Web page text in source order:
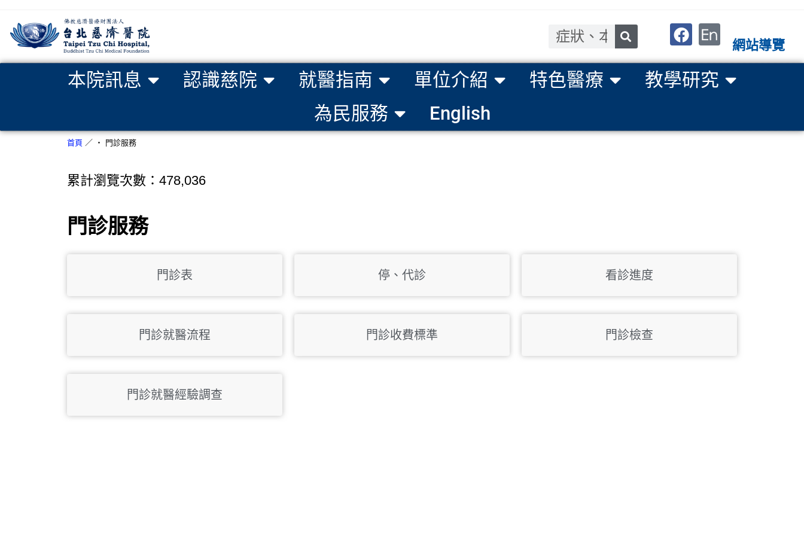
網站導覽
本院訊息 認識慈院 就醫指南 單位介紹 特色醫療
教學研究
為民服務
English
首頁 ／ ‧ 門診服務
累計瀏覽次數：478,036
門診服務
門診表 停、代診 看診進度
門診就醫流程 門診收費標準 門診檢查
門診就醫經驗調查